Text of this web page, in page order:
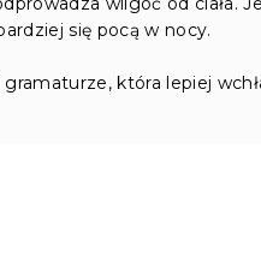
się pocą w nocy.
która lepiej